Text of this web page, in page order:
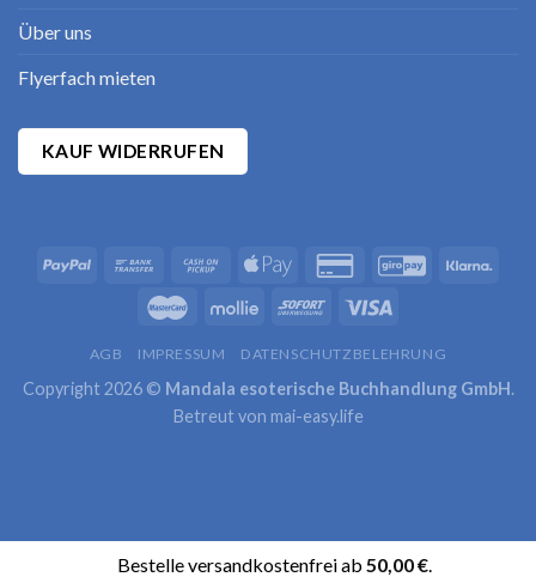
Bestelle versandkostenfrei ab 50,00€.
Über uns
Flyerfach mieten
KAUF WIDERRUFEN
AGB IMPRESSUM DATENSCHUTZBELEHRUNG
Copyright 2026 © Mandala esoterische Buchhandlung GmbH.
Betreut von mai-easy.life